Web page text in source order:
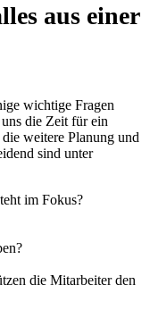
aus einer
wichtige Fragen
die Zeit für ein
weitere Planung und
sind unter
im Fokus?
die Mitarbeiter den